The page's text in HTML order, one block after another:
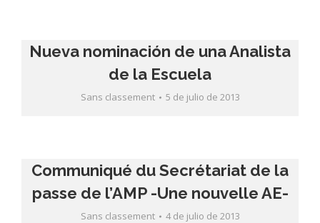
Nueva nominación de una Analista
de la Escuela
Sans classement 5 de julio de 2013
Communiqué du Secrétariat de la
passe de l’AMP -Une nouvelle AE-
Sans classement 4 de julio de 2013